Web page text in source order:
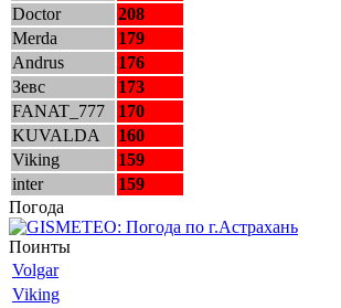
Doctor
208
Merda
179
Andrus
176
Зевс
173
FANAT_777
170
KUVALDA
160
Viking
159
inter
159
Погода
Поинты
Volgar
Viking